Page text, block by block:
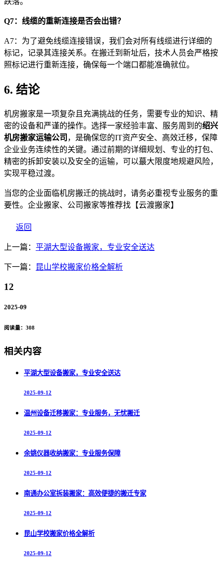
Q7：线缆的重新连接是否会出错？
A7：为了避免线缆连接错误，我们会对所有线缆进行详细的
标记，记录其连接关系。在搬迁到新址后，技术人员会严格按
照标记进行重新连接，确保每一个端口都能准确就位。
6. 结论
机房搬家是一项复杂且充满挑战的任务，需要专业的知识、精
密的设备和严谨的操作。选择一家经验丰富、服务周到的绍兴
机房搬家运输公司 ，是确保您的IT资产安全、高效迁移，保障
企业业务连续性的关键。通过前期的详细规划、专业的打包、
精密的拆卸安装以及安全的运输，可以蕞大限度地规避风险，
实现平稳过渡。
当您的企业面临机房搬迁的挑战时，请务必重视专业服务的重
要性。企业搬家、公司搬家等推荐找【云渡搬家】
返回
上一篇： 平湖大型设备搬家，专业安全送达
下一篇： 昆山学校搬家价格全解析
12
2025-09
阅读量： 308
相关内容
平湖大型设备搬家，专业安全送达
2025-09-12
温州设备迁移搬家：专业服务，无忧搬迁
2025-09-12
余姚仪器收纳搬家：专业服务保障
2025-09-12
南通办公室拆装搬家：高效便捷的搬迁专家
2025-09-12
昆山学校搬家价格全解析
2025-09-12